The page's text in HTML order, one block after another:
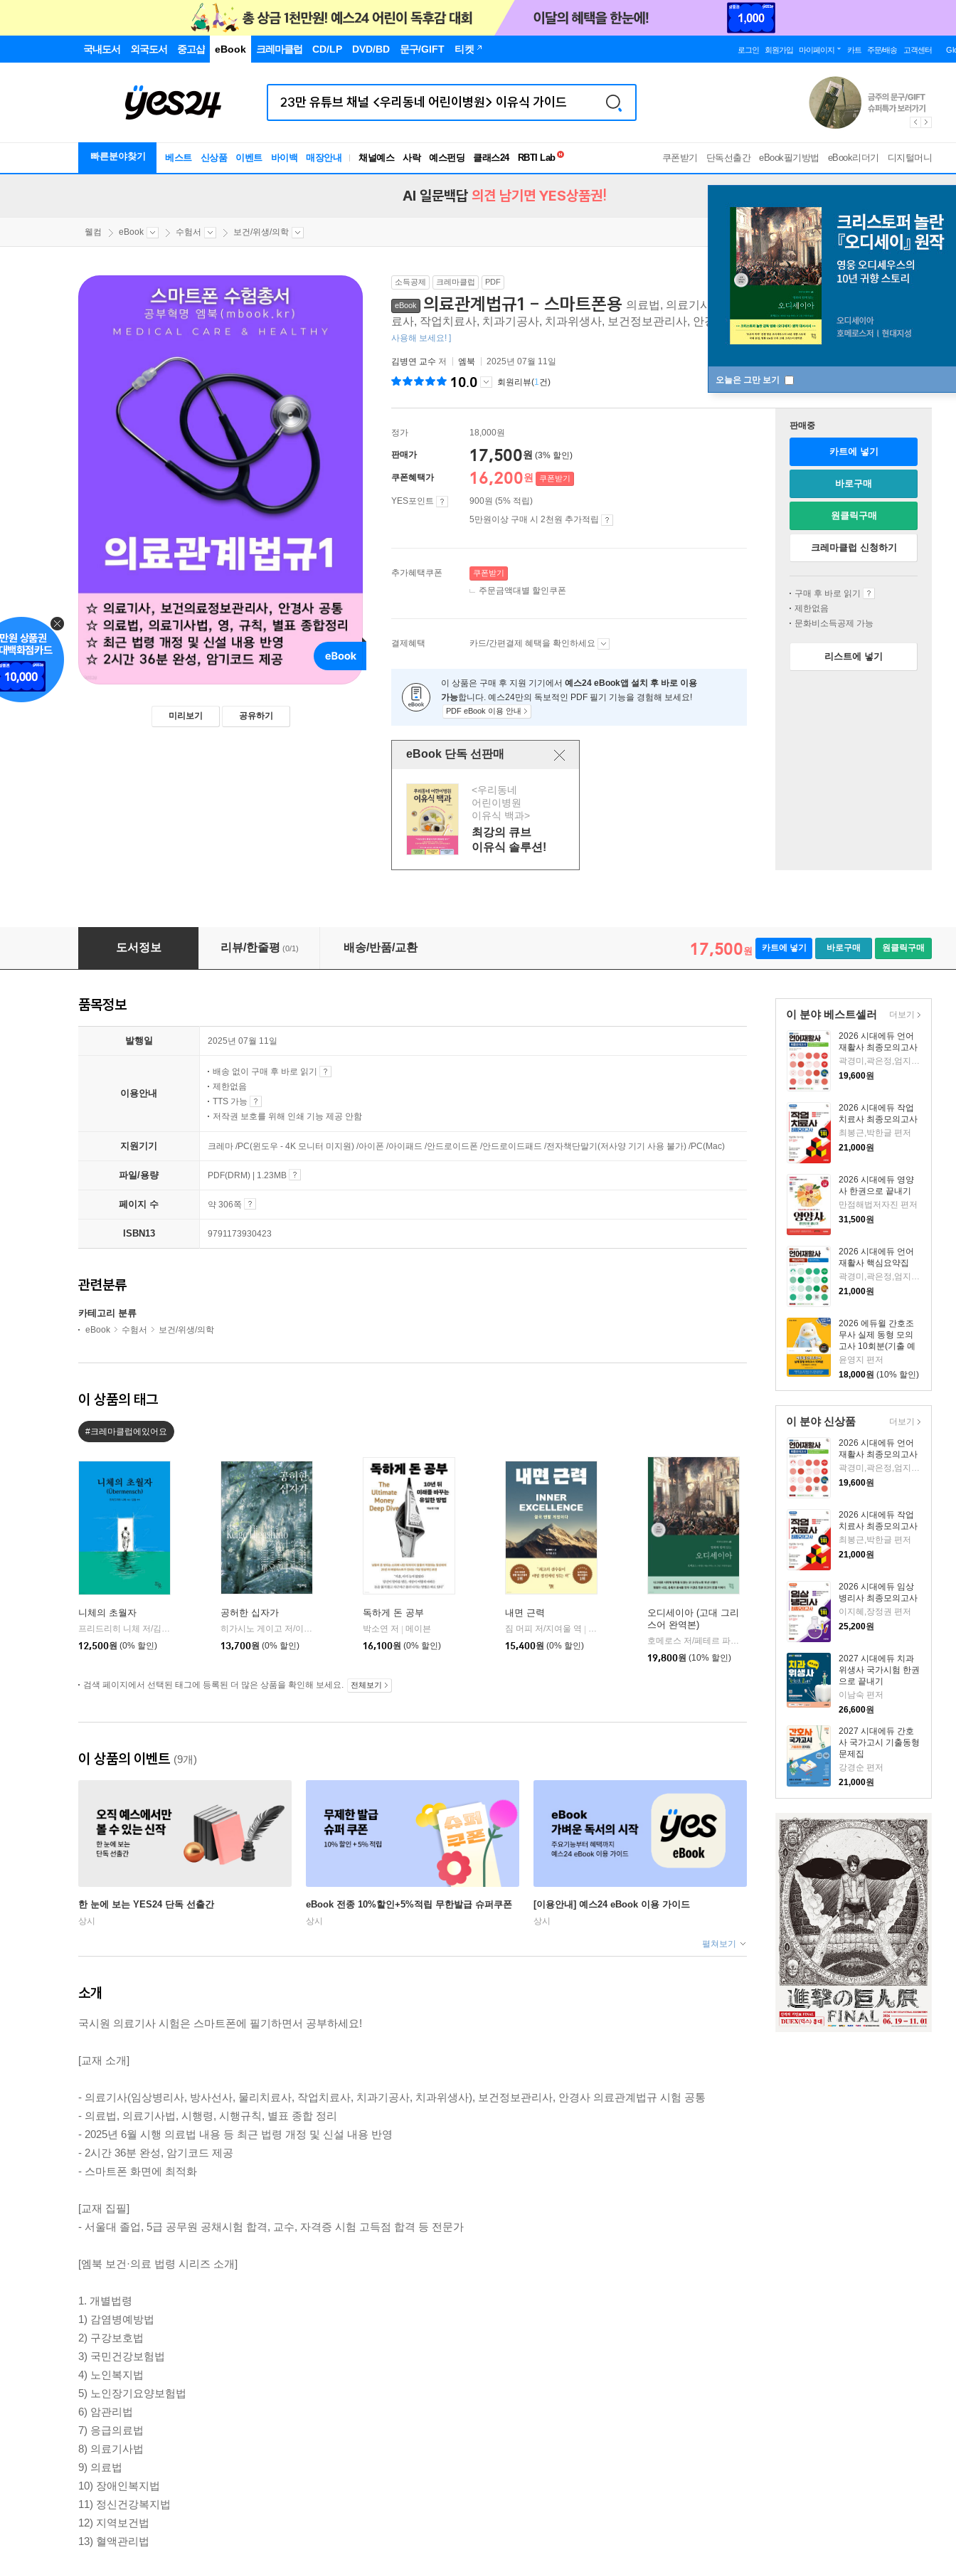
국내도서 외국도서 중고샵 eBook 크레마클럽 CD/LP DVD/BD 문구/GIFT 티켓 로그인 회원가입 마이페이지 카트 주문/배송 고객센터
빠른분야찾기 베스트 신상품 이벤트 바이백 매장안내 채널예스 사락 예스펀딩 클래스24
독서유형검사
쿠폰받기 단독선출간 eBook필기방법 eBook리더기 디지털머니
오늘은 그만 보기
AI 일문백답 의견 남기면 YES상품권!
웰컴 eBook 수험서 보건/위생/의학
미리보기 공유하기
소득공제 크레마클럽 PDF
eBook 의료관계법규1 - 스마트폰용 의료법, 의료기사법, 의료기사, 임상병리사, 방사선사, 물리치
료사, 작업치료사, 치과기공사, 치과위생사, 보건정보관리사, 안경사 의료관계법규 공통
[ 스마트한 PDF 필기 기능을
사용해 보세요! ]
김병연 교수 저 엠북 2025년 07월 11일
10.0 회원리뷰(1건)
정가 18,000원
판매가 17,500원 (3% 할인)
쿠폰혜택가 16,200원 쿠폰받기
YES포인트
900원 (5% 적립)
5만원이상 구매 시 2천원 추가적립
추가혜택쿠폰 쿠폰받기
주문금액대별 할인쿠폰
결제혜택 카드/간편결제 혜택을 확인하세요
이 상품은 구매 후 지원 기기에서 예스24 eBook앱 설치 후 바로 이용
가능합니다. 예스24만의 독보적인 PDF 필기 기능을 경험해 보세요!
PDF eBook 이용 안내
eBook 단독 선판매
<우리동네
어린이병원
이유식 백과>
최강의 큐브
이유식 솔루션!
판매중
카트에 넣기
바로구매
원클릭구매
크레마클럽 신청하기
구매 후 바로 읽기
제한없음
문화비소득공제 가능
리스트에 넣기
의료관계법규1 - 스마트폰용
도서정보 리뷰/한줄평 (0/1) 배송/반품/교환 17,500원 카트에 넣기 바로구매 원클릭구매
이 분야 베스트셀러
2026 시대에듀 언어
재활사 최종모의고사
곽경미,곽은정,엄지연,이보람 편저
19,600원
2026 시대에듀 작업
치료사 최종모의고사
최봉근,박한글 편저
21,000원
2026 시대에듀 영양
사 한권으로 끝내기
만점해법저자진 편저
31,500원
2026 시대에듀 언어
재활사 핵심요약집
21,000원
2026 에듀윌 간호조
무사 실제 동형 모의
고사 10회분(기출 예
상문제+무료특강)
윤영지 편저
18,000원 (10% 할인)
더보기
이 분야 신상품
2026 시대에듀 언어
재활사 최종모의고사
19,600원
2026 시대에듀 작업
치료사 최종모의고사
최봉근,박한글 편저
21,000원
2026 시대에듀 임상
병리사 최종모의고사
이지혜,장정권 편저
25,200원
2027 시대에듀 치과
위생사 국가시험 한권
으로 끝내기
이남숙 편저
26,600원
2027 시대에듀 간호
사 국가고시 기출동형
문제집
강경순 편저
21,000원
더보기
품목정보
발행일 2025년 07월 11일
이용안내
배송 없이 구매 후 바로 읽기
제한없음
TTS 가능
저작권 보호를 위해 인쇄 기능 제공 안함
지원기기 크레마 /PC(윈도우 - 4K 모니터 미지원) /아이폰 /아이패드 /안드로이드폰 /안드로이드패드 /전자책단말기(저사양 기기 사용 불가) /PC(Mac)
파일/용량 PDF(DRM) | 1.23MB
페이지 수 약 306쪽
ISBN13 9791173930423
관련분류
카테고리 분류
eBook 수험서 보건/위생/의학
이 상품의 태그
#크레마클럽에있어요
니체의 초월자
프리드리히 니체 저/김철 편역
12,500원 (0% 할인)
공허한 십자가
히가시노 게이고 저/이선희 역
자음과모음
13,700원 (0% 할인)
독하게 돈 공부
박소연 저
메이븐
16,100원 (0% 할인)
내면 근력
짐 머피 저/지여울 역
윌북(willbook)
15,400원 (0% 할인)
오디세이아 (고대 그리
스어 완역본)
호메로스 저/페테르 파울 루벤스 그림/박문재 역 |
19,800원 (10% 할인)
검색 페이지에서 선택된 태그에 등록된 더 많은 상품을 확인해 보세요. 전체보기
이 상품의 이벤트 (9개)
한 눈에 보는 YES24 단독 선출간
상시
eBook 전종 10%할인+5%적립 무한발급 슈퍼쿠폰
상시
[이용안내] 예스24 eBook 이용 가이드
상시
펼쳐보기
소개
국시원 의료기사 시험은 스마트폰에 필기하면서 공부하세요!
[교재 소개]
- 의료기사(임상병리사, 방사선사, 물리치료사, 작업치료사, 치과기공사, 치과위생사), 보건정보관리사, 안경사 의료관계법규 시험 공통
- 의료법, 의료기사법, 시행령, 시행규칙, 별표 종합 정리
- 2025년 6월 시행 의료법 내용 등 최근 법령 개정 및 신설 내용 반영
- 2시간 36분 완성, 암기코드 제공
- 스마트폰 화면에 최적화
[교재 집필]
- 서울대 졸업, 5급 공무원 공채시험 합격, 교수, 자격증 시험 고득점 합격 등 전문가
[엠북 보건·의료 법령 시리즈 소개]
1. 개별법령
1) 감염병예방법
2) 구강보호법
3) 국민건강보험법
4) 노인복지법
5) 노인장기요양보험법
6) 암관리법
7) 응급의료법
8) 의료기사법
9) 의료법
10) 장애인복지법
11) 정신건강복지법
12) 지역보건법
13) 혈액관리법